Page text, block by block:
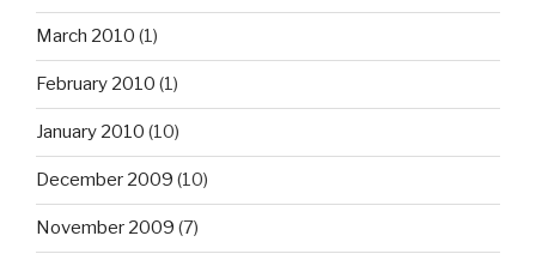
March 2010 (1)
February 2010 (1)
January 2010 (10)
December 2009 (10)
November 2009 (7)